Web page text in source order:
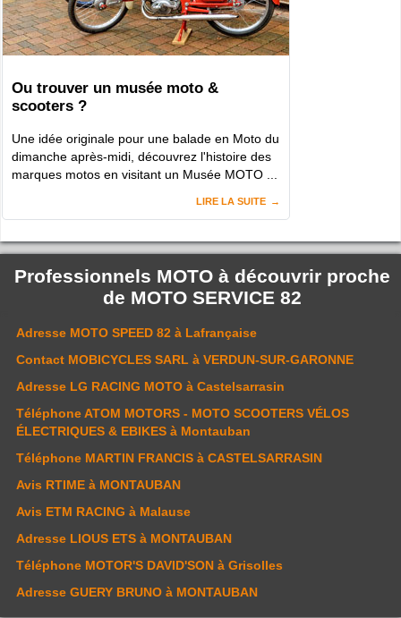
Ou trouver un musée moto &
scooters ?
Une idée originale pour une balade en Moto du
dimanche après-midi, découvrez l'histoire des
marques motos en visitant un Musée MOTO ...
LIRE LA SUITE
Professionnels MOTO à découvrir proche
de MOTO SERVICE 82
Adresse MOTO SPEED 82 à Lafrançaise
Contact MOBICYCLES SARL à VERDUN-SUR-GARONNE
Adresse LG RACING MOTO à Castelsarrasin
TéléphoneATOM MOTORS - MOTO SCOOTERS VÉLOS
ÉLECTRIQUES & EBIKES à Montauban
Téléphone MARTIN FRANCIS à CASTELSARRASIN
Avis RTIME à MONTAUBAN
Avis ETM RACING à Malause
Adresse LIOUS ETS à MONTAUBAN
Téléphone MOTOR'S DAVID'SON à Grisolles
Adresse GUERY BRUNO à MONTAUBAN